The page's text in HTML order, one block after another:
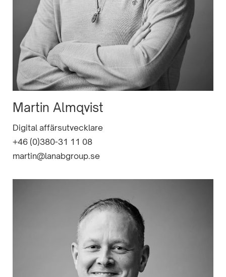
Martin Almqvist
Digital affärsutvecklare
+46 (0)380-31 11 08
martin@lanabgroup.se